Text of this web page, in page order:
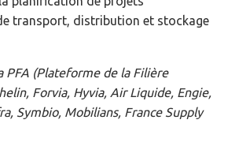
transport, distribution et stockage
PFA (Plateforme de la Filière
Forvia, Hyvia, Air Liquide, Engie,
Symbio, Mobilians, France Supply